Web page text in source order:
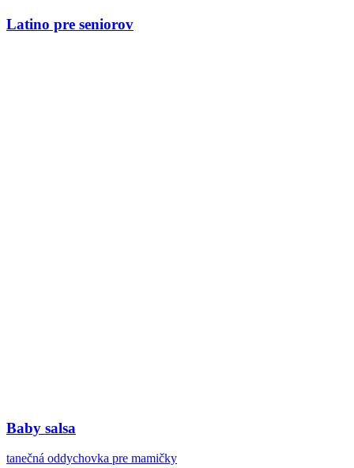
Latino pre seniorov
Baby salsa
tanečná oddychovka pre mamičky